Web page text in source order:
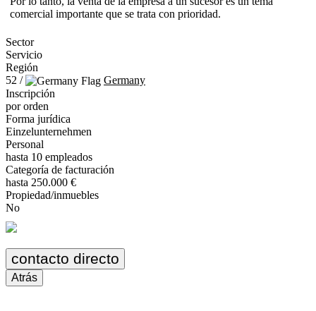
comercial importante que se trata con prioridad.
Sector
Servicio
Región
52 /
Germany
Inscripción
por orden
Forma jurídica
Einzelunternehmen
Personal
hasta 10 empleados
Categoría de facturación
hasta 250.000 €
Propiedad/inmuebles
No
contacto directo
Atrás